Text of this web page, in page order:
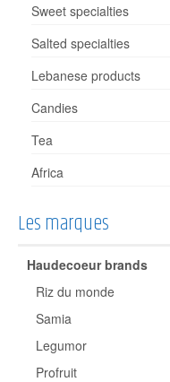
Sweet specialties
Salted specialties
Lebanese products
Candies
Tea
Africa
Les marques
Haudecoeur brands
Riz du monde
Samia
Legumor
Profruit